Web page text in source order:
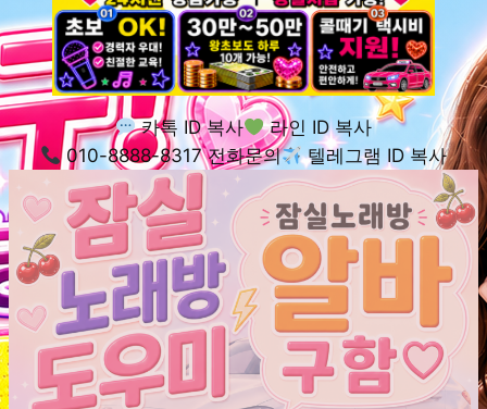
카톡 ID 복사
라인 ID 복사
010-8888-8317 전화문의
텔레그램 ID 복사